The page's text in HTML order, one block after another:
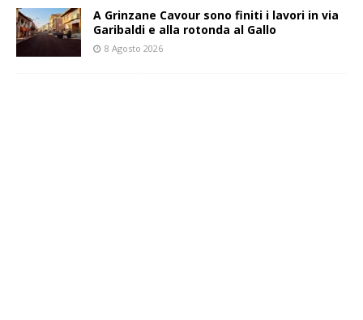
A Grinzane Cavour sono finiti i lavori in via
Garibaldi e alla rotonda al Gallo
8 Agosto 2026